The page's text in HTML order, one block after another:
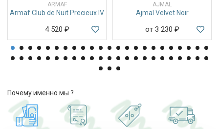
ARMAF
Armaf Club de Nuit Precieux IV
4 520 ₽
AJMAL
Ajmal Velvet Noir
от 3 230 ₽
Почему именно мы ?